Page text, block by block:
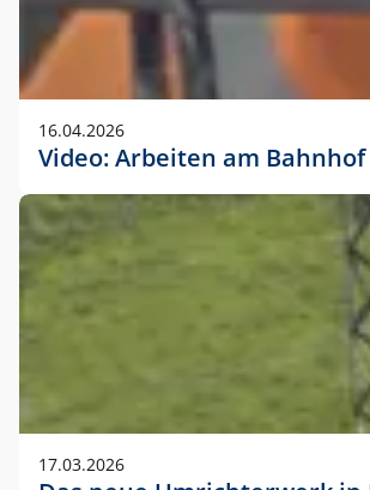
16.04.2026
Video: Arbeiten am
17.03.2026